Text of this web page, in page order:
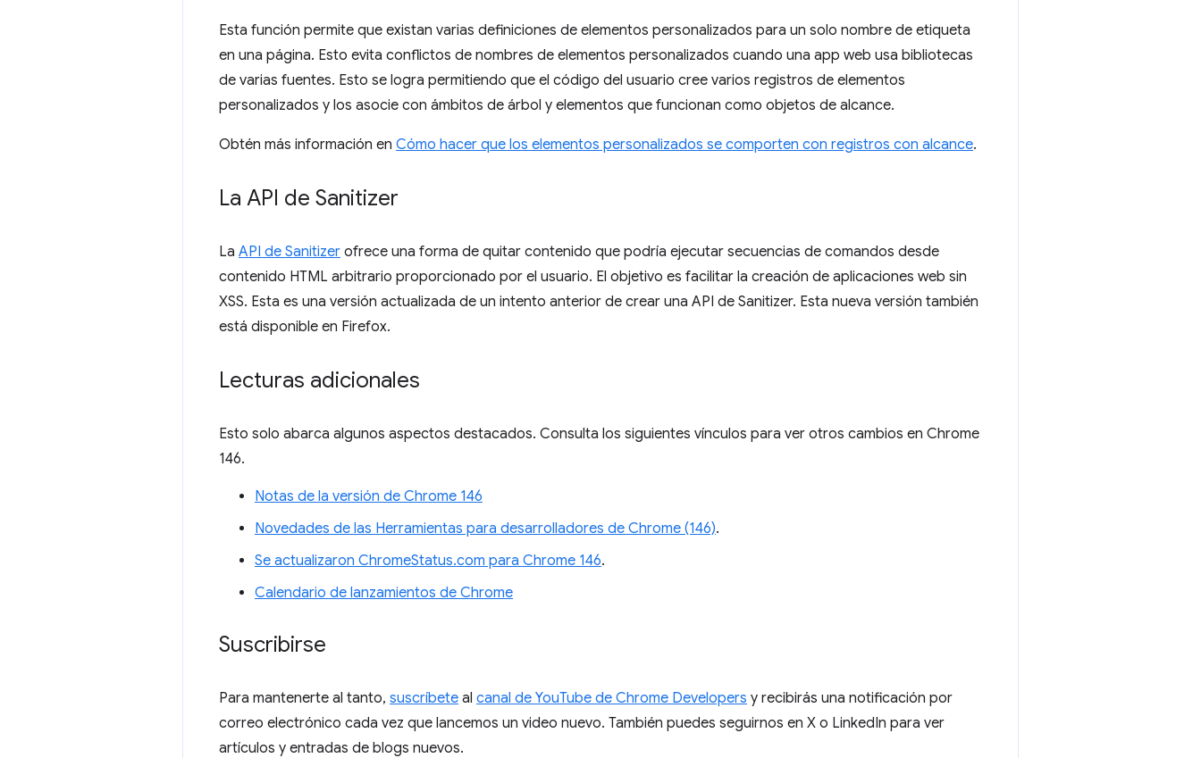
Esta función permite que existan varias definiciones de elementos personalizados para un solo nombre de etiqueta
en una página. Esto evita conflictos de nombres de elementos personalizados cuando una app web usa bibliotecas
de varias fuentes. Esto se logra permitiendo que el código del usuario cree varios registros de elementos
personalizados y los asocie con ámbitos de árbol y elementos que funcionan como objetos de alcance.
Obtén más información en Cómo hacer que los elementos personalizados se comporten con registros con alcance.
La API de Sanitizer
La API de Sanitizer ofrece una forma de quitar contenido que podría ejecutar secuencias de comandos desde
contenido HTML arbitrario proporcionado por el usuario. El objetivo es facilitar la creación de aplicaciones web sin
XSS. Esta es una versión actualizada de un intento anterior de crear una API de Sanitizer. Esta nueva versión también
está disponible en Firefox.
Lecturas adicionales
Esto solo abarca algunos aspectos destacados. Consulta los siguientes vínculos para ver otros cambios en Chrome
146.
Notas de la versión de Chrome 146
Novedades de las Herramientas para desarrolladores de Chrome (146).
Se actualizaron ChromeStatus.com para Chrome 146.
Calendario de lanzamientos de Chrome
Suscribirse
Para mantenerte al tanto, suscríbete al canal de YouTube de Chrome Developers y recibirás una notificación por
correo electrónico cada vez que lancemos un video nuevo. También puedes seguirnos en X o LinkedIn para ver
artículos y entradas de blogs nuevos.